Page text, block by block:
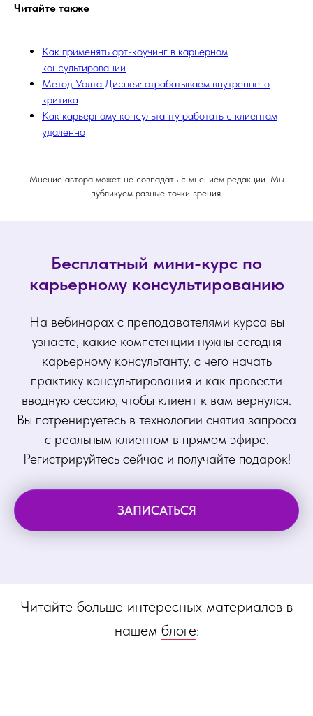
Читайте также
Как применять арт-коучинг в карьерном
консультировании
Метод Уолта Диснея: отрабатываем внутреннего
критика
Как карьерному консультанту работать с клиентам
удаленно
Мнение автора может не совпадать с мнением редакции. Мы
публикуем разные точки зрения.
Бесплатный мини-курс по
карьерному консультированию
На вебинарах с преподавателями курса вы
узнаете, какие компетенции нужны сегодня
карьерному консультанту, с чего начать
практику консультирования и как провести
вводную сессию, чтобы клиент к вам вернулся.
Вы потренируетесь в технологии снятия запроса
с реальным клиентом в прямом эфире.
Регистрируйтесь сейчас и получайте подарок!
ЗАПИСАТЬСЯ
Читайте больше интересных материалов в
нашем блоге: